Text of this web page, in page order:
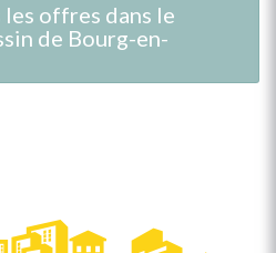
offres dans le
de Bourg-en-